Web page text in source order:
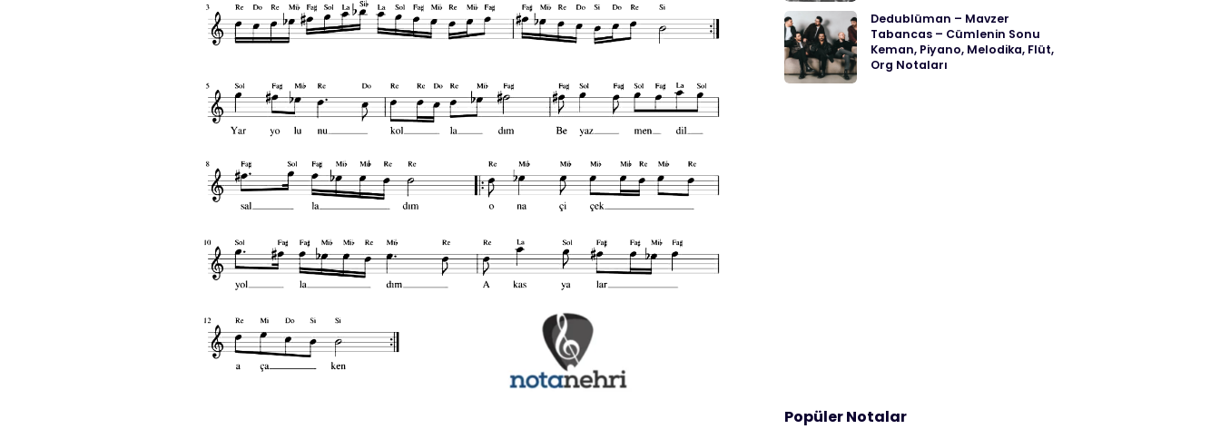
Dedublüman – Mavzer
Tabancas – Cümlenin Sonu
Keman, Piyano, Melodika, Flüt,
Org Notaları
Popüler Notalar